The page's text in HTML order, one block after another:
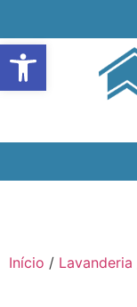
Open toolbar
Início / Lavanderia